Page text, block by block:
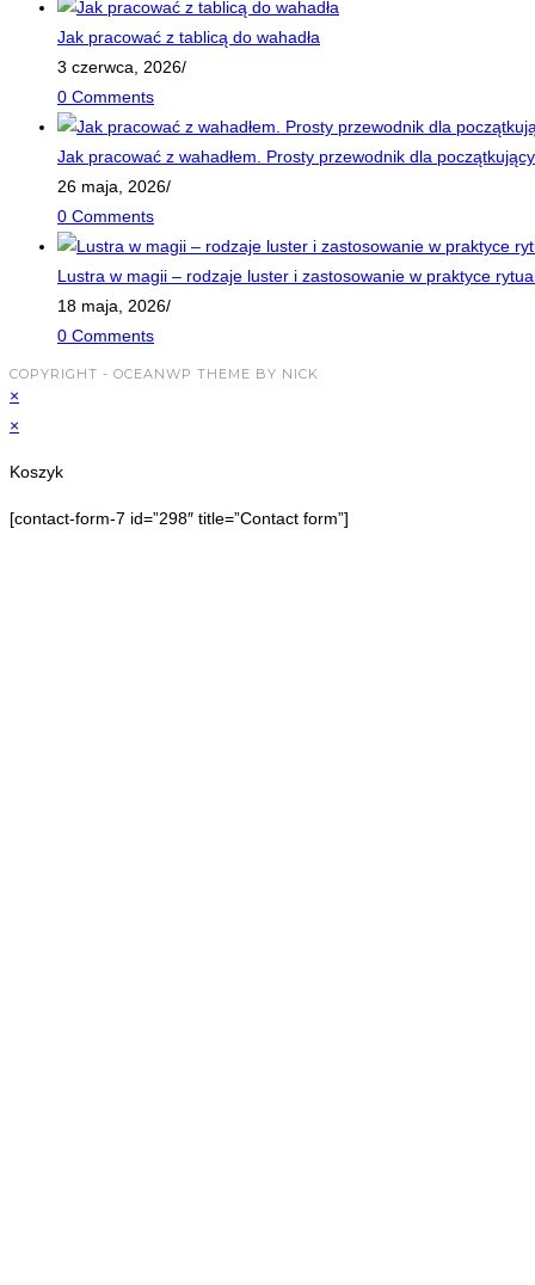
Jak pracować z tablicą do wahadła
3 czerwca, 2026/
0 Comments
Jak pracować z wahadłem. Prosty przewodnik dla
26 maja, 2026/
0 Comments
Lustra w magii – rodzaje luster i zastosowanie w praktyce
18 maja, 2026/
0 Comments
COPYRIGHT - OCEANWP THEME BY NICK
×
×
Koszyk
[contact-form-7 id=”298″ title=”Contact form”]